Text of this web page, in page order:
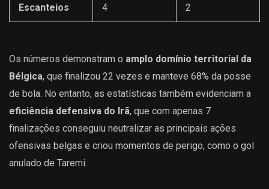
Escanteios 4 2
Os números demonstram o amplo domínio territorial da
Bélgica, que finalizou 22 vezes e manteve 68% da posse
de bola. No entanto, as estatísticas também evidenciam a
eficiência defensiva do Irã, que com apenas 7
finalizações conseguiu neutralizar as principais ações
ofensivas belgas e criou momentos de perigo, como o gol
anulado de Taremi.